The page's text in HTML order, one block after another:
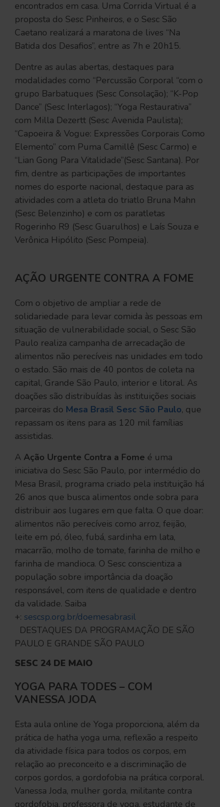
encontrados em casa. Uma Corrida Virtual é a
proposta do Sesc Pinheiros, e o Sesc São
Caetano realizará a maratona de lives “Na
Batida dos Desafios”, entre as 7h e 20h15.
Dentre as aulas abertas, destaques para
modalidades como “Percussão Corporal “com o
grupo Barbatuques (Sesc Consolação); “K-Pop
Dance” (Sesc Interlagos); “Yoga Restaurativa”
com Milla Dezertt (Sesc Avenida Paulista);
“Capoeira & Vogue: Expressões Corporais Como
Elemento” com Puma Camillê (Sesc Carmo) e
“Lian Gong Para Vitalidade”(Sesc Santana). Por
fim, dentre as participações de importantes
nomes do esporte nacional, destaque para as
atividades com a atleta do triatlo Bruna Mahn
(Sesc Belenzinho) e com os paratletas
Rogerinho R9 (Sesc Guarulhos) e Laís Souza e
Verônica Hipólito (Sesc Pompeia).
AÇÃO URGENTE CONTRA A FOME
Com o objetivo de ampliar a rede de
solidariedade para levar comida às pessoas em
situação de vulnerabilidade social, o Sesc São
Paulo realiza campanha de arrecadação de
alimentos não perecíveis nas unidades em todo
o estado. São mais de 40 pontos de coleta na
capital, Grande São Paulo, interior e litoral. As
doações são distribuídas às instituições sociais
parceiras do Mesa Brasil Sesc São Paulo, que
repassam os itens para as 120 mil famílias
assistidas.
A Ação Urgente Contra a Fome é uma
iniciativa do Sesc São Paulo, por intermédio do
Mesa Brasil, programa criado pela instituição há
26 anos que busca alimentos onde sobra para
distribuir aos lugares em que falta. O que doar:
alimentos não perecíveis como arroz, feijão,
leite em pó, óleo, fubá, sardinha em lata,
macarrão, molho de tomate, farinha de milho e
farinha de mandioca. O Sesc conscientiza a
população sobre importância da doação
responsável, com itens de qualidade e dentro
da validade. Saiba
+: sescsp.org.br/doemesabrasil
DESTAQUES DA PROGRAMAÇÃO DE SÃO
PAULO E GRANDE SÃO PAULO
SESC 24 DE MAIO
YOGA PARA TODES – COM
VANESSA JODA
Esta aula online de Yoga proporciona, além da
prática de hatha yoga uma, reflexão a respeito
da atividade física para todos os corpos, em
relação ao preconceito e a discriminação de
corpos gordos, a gordofobia na prática corporal.
Vanessa Joda, mulher gorda, militante contra
gordofobia, professora de yoga, estudante de